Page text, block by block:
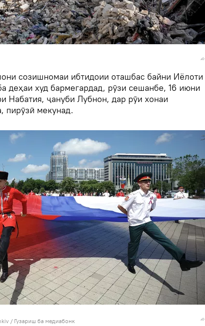
созишномаи ибтидоии оташбас байни Иёлоти
деҳаи худ бармегардад, рӯзи сешанбе, 16 июни
Набатия, ҷануби Лубнон, дар рӯи хонаи
пирӯзӣ мекунад.
/ Гузариш ба медиабонк